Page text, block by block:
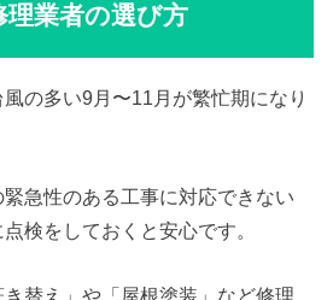
理業者の選び方
風の多い9月〜11月が繁忙期になり
緊急性のある工事に対応できない
検をしておくと安心です。
替え」や「屋根塗装」など修理